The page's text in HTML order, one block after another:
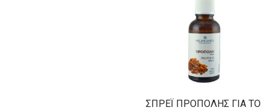
ΣΠΡΈΙ ΠΡΌΠΟΛΗΣ ΓΙΑ ΤΟ